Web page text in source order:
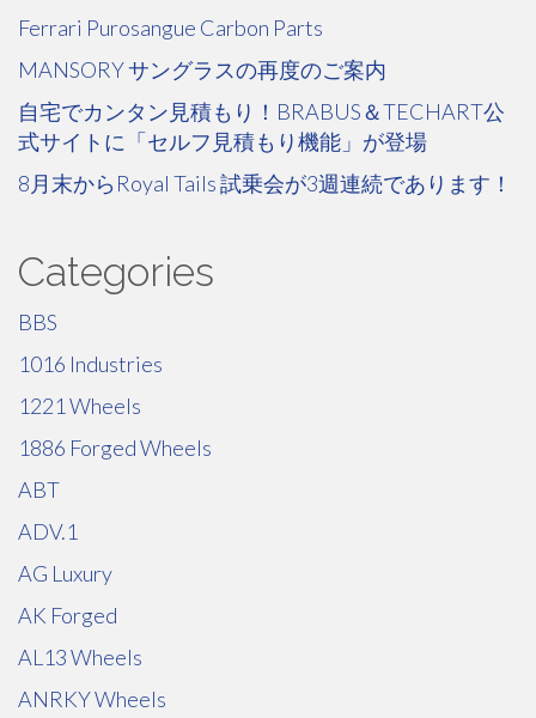
Ferrari Purosangue Carbon Parts
MANSORY サングラスの再度のご案内
自宅でカンタン見積もり！BRABUS＆TECHART公
式サイトに「セルフ見積もり機能」が登場
8月末からRoyal Tails 試乗会が3週連続であります！
Categories
BBS
1016 Industries
1221 Wheels
1886 Forged Wheels
ABT
ADV.1
AG Luxury
AK Forged
AL13 Wheels
ANRKY Wheels